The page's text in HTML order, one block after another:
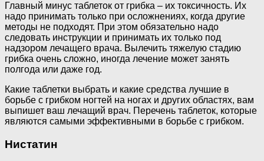
Главный минус таблеток от грибка – их токсичность. Их
надо принимать только при осложнениях, когда другие
методы не подходят. При этом обязательно надо
следовать инструкции и принимать их только под
надзором лечащего врача. Вылечить тяжелую стадию
грибка очень сложно, иногда лечение может занять
полгода или даже год.
Какие таблетки выбрать и какие средства лучшие в
борьбе с грибком ногтей на ногах и других областях, вам
выпишет ваш лечащий врач. Перечень таблеток, которые
являются самыми эффективными в борьбе с грибком.
Нистатин